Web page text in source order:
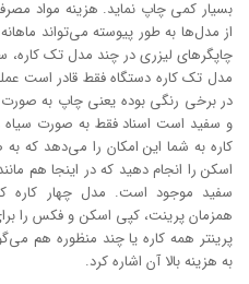
بسیار کمی چاپ نماید. هزینه مواد
چاپگر‌های لیزری در چند مدل تک کاره،
مدل تک کاره دستگاه فقط قادر است
در برخی رنگی بوده یعنی چاپ به
و سفید است اسناد فقط به صورت
کاره به شما این امکان را می‌دهد که
اسکن را انجام دهید که در اینجا هم
سفید موجود است. مدل چهار کاره
همزمان پرینت، کپی اسکن و فکس را
پرینتر همه کاره یا چند منظوره هم
به هزینه بالا آن اشاره کرد.